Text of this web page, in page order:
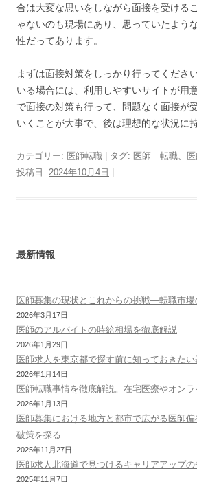
合は大変な思いをしながら面接を受ける
ゃないのも現場にあり、思っていたよう
性だってあります。
まずは面接対策をしっかり行ってくださ
いる場合には、利用しやすいサイトが用
で面接の対策も行って、問題なく面接が
いくことが大事で、後は理想的な状況に
カテゴリー: 医師転職 | タグ: 医師 転職、
投稿日: 2024年10月4日
最新情報
医師募集の現状とこれからの挑戦—転職市場
2026年3月17日
医師のアルバイトの時給相場を徹底解説
2026年1月29日
医師求人を東京都で探す前に知っておきた
2026年1月14日
医師転職事情を徹底解説。在宅医療やオンラ
2026年1月13日
医師募集における地方と都市で広がる医師
破策を探る
2025年11月27日
医師求人北海道で見つけるキャリアアップの
2025年11月7日